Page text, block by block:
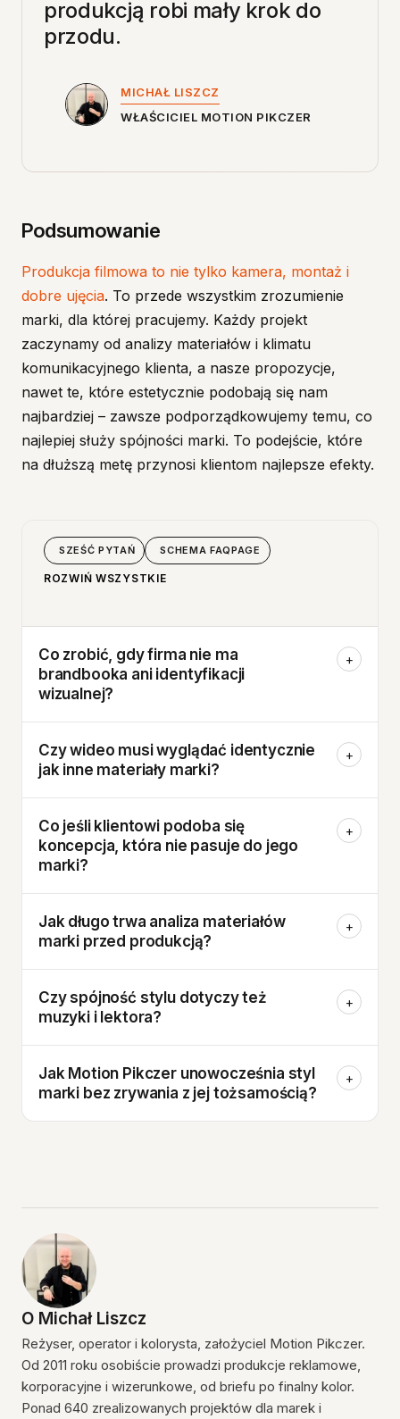
produkcją robi mały krok do
przodu.
MICHAŁ LISZCZ
WŁAŚCICIEL MOTION PIKCZER
Podsumowanie
Produkcja filmowa to nie tylko kamera, montaż i
dobre ujęcia. To przede wszystkim zrozumienie
marki, dla której pracujemy. Każdy projekt
zaczynamy od analizy materiałów i klimatu
komunikacyjnego klienta, a nasze propozycje,
nawet te, które estetycznie podobają się nam
najbardziej – zawsze podporządkowujemy temu, co
najlepiej służy spójności marki. To podejście, które
na dłuższą metę przynosi klientom najlepsze efekty.
SZEŚĆ PYTAŃ SCHEMA FAQPAGE
ROZWIŃ WSZYSTKIE
Co zrobić, gdy firma nie ma
brandbooka ani identyfikacji
wizualnej?
+
Czy wideo musi wyglądać identycznie
jak inne materiały marki?
+
Co jeśli klientowi podoba się
koncepcja, która nie pasuje do jego
marki?
+
Jak długo trwa analiza materiałów
marki przed produkcją?
+
Czy spójność stylu dotyczy też
muzyki i lektora?
+
Jak Motion Pikczer unowocześnia styl
marki bez zrywania z jej tożsamością?
+
O Michał Liszcz
Reżyser, operator i kolorysta, założyciel Motion Pikczer.
Od 2011 roku osobiście prowadzi produkcje reklamowe,
korporacyjne i wizerunkowe, od briefu po finalny kolor.
Ponad 640 zrealizowanych projektów dla marek i